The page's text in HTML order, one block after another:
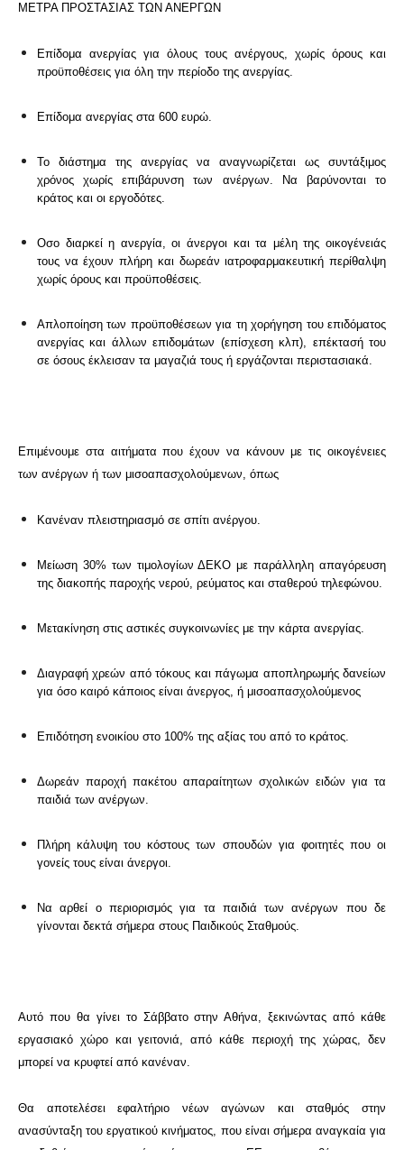
ΜΕΤΡΑ ΠΡΟΣΤΑΣΙΑΣ ΤΩΝ ΑΝΕΡΓΩΝ
Eπίδομα ανεργίας για όλους τους ανέργους, χωρίς όρους και
προϋποθέσεις για όλη την περίοδο της ανεργίας.
Επίδομα ανεργίας στα 600 ευρώ.
Το διάστημα της ανεργίας να αναγνωρίζεται ως συντάξιμος
χρόνος χωρίς επιβάρυνση των ανέργων. Να βαρύνονται το
κράτος και οι εργοδότες.
Οσο διαρκεί η ανεργία, οι άνεργοι και τα μέλη της οικογένειάς
τους να έχουν πλήρη και δωρεάν ιατροφαρμακευτική περίθαλψη
χωρίς όρους και προϋποθέσεις.
Απλοποίηση των προϋποθέσεων για τη χορήγηση του επιδόματος
ανεργίας και άλλων επιδομάτων (επίσχεση κλπ), επέκτασή του
σε όσους έκλεισαν τα μαγαζιά τους ή εργάζονται περιστασιακά.
Επιμένουμε στα αιτήματα που έχουν να κάνουν με τις οικογένειες
των ανέργων ή των μισοαπασχολούμενων, όπως
Κανέναν πλειστηριασμό σε σπίτι ανέργου.
Μείωση 30% των τιμολογίων ΔΕΚΟ με παράλληλη απαγόρευση
της διακοπής παροχής νερού, ρεύματος και σταθερού τηλεφώνου.
Μετακίνηση στις αστικές συγκοινωνίες με την κάρτα ανεργίας.
Διαγραφή χρεών από τόκους και πάγωμα αποπληρωμής δανείων
για όσο καιρό κάποιος είναι άνεργος, ή μισοαπασχολούμενος
Επιδότηση ενοικίου στο 100% της αξίας του από το κράτος.
Δωρεάν παροχή πακέτου απαραίτητων σχολικών ειδών για τα
παιδιά των ανέργων.
Πλήρη κάλυψη του κόστους των σπουδών για φοιτητές που οι
γονείς τους είναι άνεργοι.
Να αρθεί ο περιορισμός για τα παιδιά των ανέργων που δε
γίνονται δεκτά σήμερα στους Παιδικούς Σταθμούς.
Αυτό που θα γίνει το Σάββατο στην Αθήνα, ξεκινώντας από κάθε
εργασιακό χώρο και γειτονιά, από κάθε περιοχή της χώρας, δεν
μπορεί να κρυφτεί από κανέναν.
Θα αποτελέσει εφαλτήριο νέων αγώνων και σταθμός στην
ανασύνταξη του εργατικού κινήματος, που είναι σήμερα αναγκαία για